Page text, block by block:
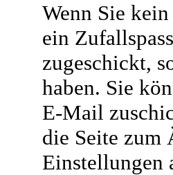
Wenn Sie
ein
zugeschickt,
haben. Sie
E-Mail
die Seite zum
Einstellungen